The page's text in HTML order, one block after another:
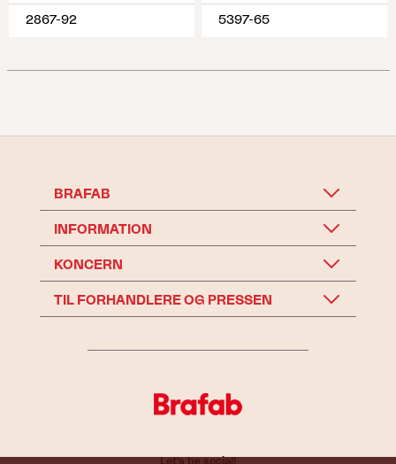
2867-92 5397-65
BRAFAB
INFORMATION
KONCERN
TIL FORHANDLERE OG PRESSEN
Let's be social!